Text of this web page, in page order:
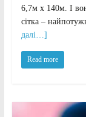
6,7м х 140м. І
сітка –
далі…]
Read more